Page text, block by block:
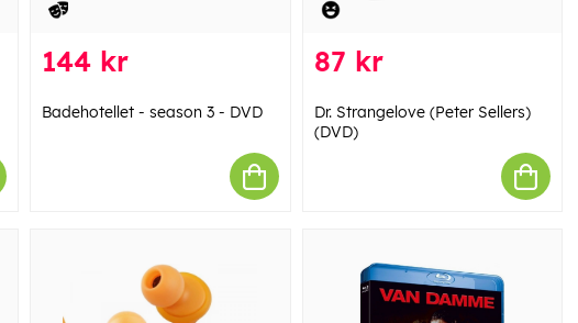
144 kr
Badehotellet - season 3 - DVD
87 kr
Dr. Strangelove (Peter Sellers)
(DVD)